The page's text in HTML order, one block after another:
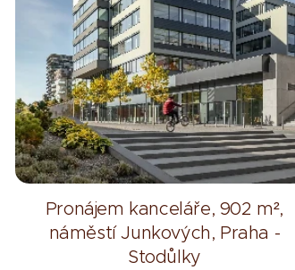
Pronájem kanceláře, 902 m²,
náměstí Junkových, Praha -
Stodůlky